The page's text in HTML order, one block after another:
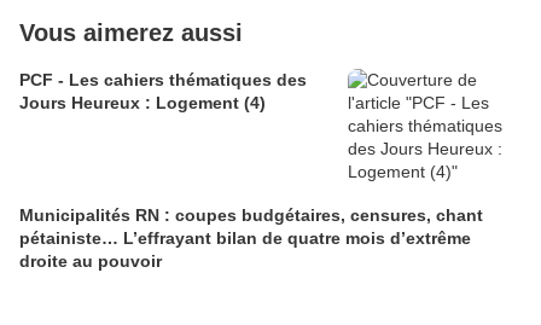
Vous aimerez aussi
PCF - Les cahiers thématiques des
Jours Heureux : Logement (4)
Municipalités RN : coupes budgétaires, censures, chant
pétainiste… L’effrayant bilan de quatre mois d’extrême
droite au pouvoir